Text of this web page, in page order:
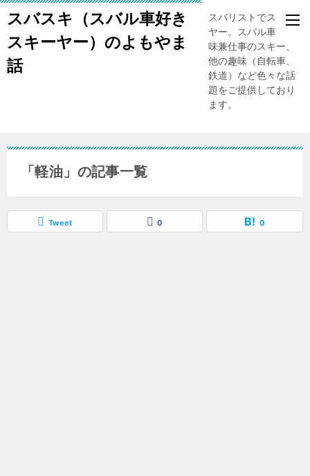
スバスキ（スバル車好き
スキーヤー）のよもやま
話
スバリストでスキー
ヤー。スバル車、趣
味兼仕事のスキー、
他の趣味（自転車、
鉄道）など色々な話
題をご提供しており
ます。
「軽油」の記事一覧
Tweet 0 0